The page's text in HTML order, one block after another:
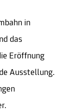
in
das
Eröffnung
Ausstellung.